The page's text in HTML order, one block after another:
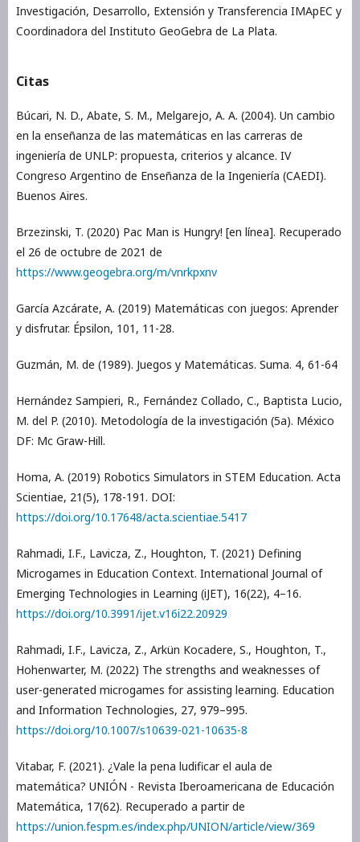
Investigación, Desarrollo, Extensión y Transferencia IMApEC y
Coordinadora del Instituto GeoGebra de La Plata.
Citas
Búcari, N. D., Abate, S. M., Melgarejo, A. A. (2004). Un cambio
en la enseñanza de las matemáticas en las carreras de
ingeniería de UNLP: propuesta, criterios y alcance. IV
Congreso Argentino de Enseñanza de la Ingeniería (CAEDI).
Buenos Aires.
Brzezinski, T. (2020) Pac Man is Hungry! [en línea]. Recuperado
el 26 de octubre de 2021 de
https://www.geogebra.org/m/vnrkpxnv
García Azcárate, A. (2019) Matemáticas con juegos: Aprender
y disfrutar. Épsilon, 101, 11-28.
Guzmán, M. de (1989). Juegos y Matemáticas. Suma. 4, 61-64
Hernández Sampieri, R., Fernández Collado, C., Baptista Lucio,
M. del P. (2010). Metodología de la investigación (5a). México
DF: Mc Graw-Hill.
Homa, A. (2019) Robotics Simulators in STEM Education. Acta
Scientiae, 21(5), 178-191. DOI:
https://doi.org/10.17648/acta.scientiae.5417
Rahmadi, I.F., Lavicza, Z., Houghton, T. (2021) Defining
Microgames in Education Context. International Journal of
Emerging Technologies in Learning (iJET), 16(22), 4–16.
https://doi.org/10.3991/ijet.v16i22.20929
Rahmadi, I.F., Lavicza, Z., Arkün Kocadere, S., Houghton, T.,
Hohenwarter, M. (2022) The strengths and weaknesses of
user-generated microgames for assisting learning. Education
and Information Technologies, 27, 979–995.
https://doi.org/10.1007/s10639-021-10635-8
Vitabar, F. (2021). ¿Vale la pena ludificar el aula de
matemática? UNIÓN - Revista Iberoamericana de Educación
Matemática, 17(62). Recuperado a partir de
https://union.fespm.es/index.php/UNION/article/view/369